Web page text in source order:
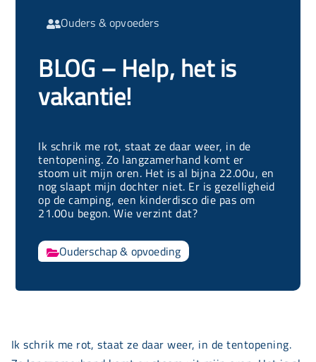
Ouders & opvoeders
BLOG – Help, het is
vakantie!
Ik schrik me rot, staat ze daar weer, in de
tentopening. Zo langzamerhand komt er
stoom uit mijn oren. Het is al bijna 22.00u, en
nog slaapt mijn dochter niet. Er is gezelligheid
op de camping, een kinderdisco die pas om
21.00u begon. Wie verzint dat?
Ouderschap & opvoeding
Ik schrik me rot, staat ze daar weer, in de tentopening.